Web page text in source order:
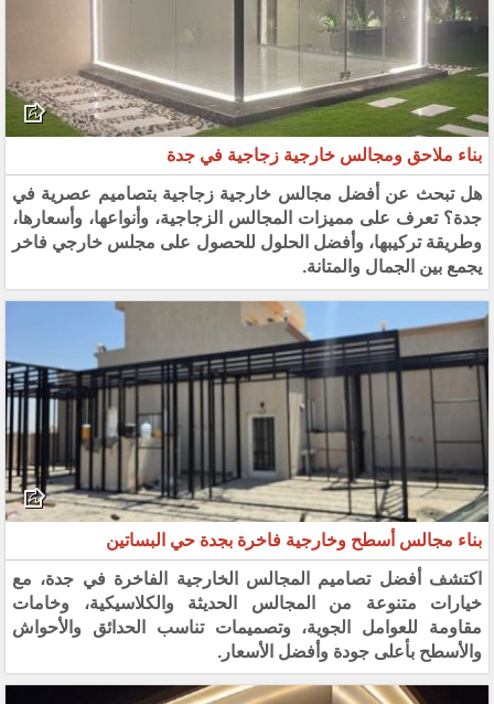
بناء ملاحق ومجالس خارجية زجاجية في جدة
هل تبحث عن أفضل مجالس خارجية زجاجية بتصاميم عصرية في
جدة؟ تعرف على مميزات المجالس الزجاجية، وأنواعها، وأسعارها،
وطريقة تركيبها، وأفضل الحلول للحصول على مجلس خارجي فاخر
يجمع بين الجمال والمتانة.
بناء مجالس أسطح وخارجية فاخرة بجدة حي البساتين
اكتشف أفضل تصاميم المجالس الخارجية الفاخرة في جدة، مع
خيارات متنوعة من المجالس الحديثة والكلاسيكية، وخامات
مقاومة للعوامل الجوية، وتصميمات تناسب الحدائق والأحواش
والأسطح بأعلى جودة وأفضل الأسعار.